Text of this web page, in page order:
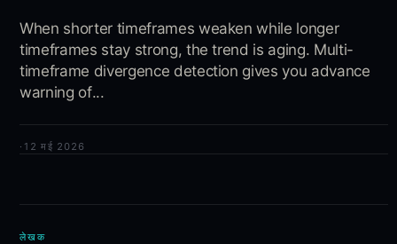
When shorter timeframes weaken while longer
timeframes stay strong, the trend is aging. Multi-
timeframe divergence detection gives you advance
warning of...
· 12 मई 2026
लेखक